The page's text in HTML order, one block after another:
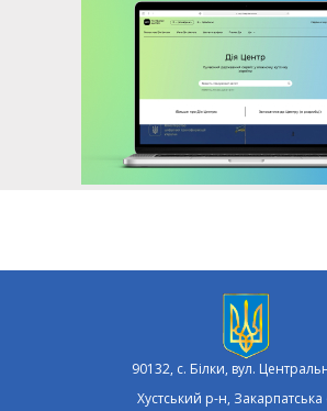
90132, с. Білки, вул.
Хустський р-н, Закарпатська